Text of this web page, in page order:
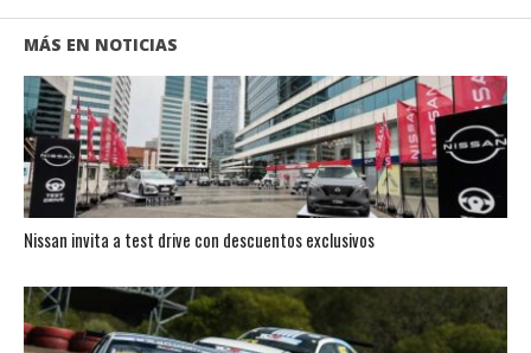
MÁS EN NOTICIAS
Nissan invita a test drive con descuentos exclusivos